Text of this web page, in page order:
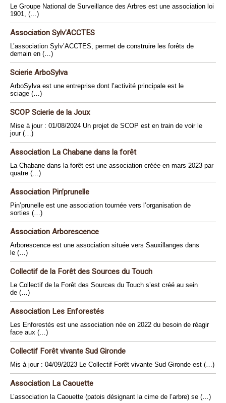
Le Groupe National de Surveillance des Arbres est une association loi
1901, (…)
Association Sylv’ACCTES
L’association Sylv’ACCTES, permet de construire les forêts de
demain en (…)
Scierie ArboSylva
ArboSylva est une entreprise dont l’activité principale est le
sciage (…)
SCOP Scierie de la Joux
Mise à jour : 01/08/2024 Un projet de SCOP est en train de voir le
jour (…)
Association La Chabane dans la forêt
La Chabane dans la forêt est une association créée en mars 2023 par
quatre (…)
Association Pin’prunelle
Pin’prunelle est une association tournée vers l’organisation de
sorties (…)
Association Arborescence
Arborescence est une association située vers Sauxillanges dans
le (…)
Collectif de la Forêt des Sources du Touch
Le Collectif de la Forêt des Sources du Touch s’est créé au sein
de (…)
Association Les Enforestés
Les Enforestés est une association née en 2022 du besoin de réagir
face aux (…)
Collectif Forêt vivante Sud Gironde
Mis à jour : 04/09/2023 Le Collectif Forêt vivante Sud Gironde est (…)
Association La Caouette
L’association la Caouette (patois désignant la cime de l’arbre) se (…)